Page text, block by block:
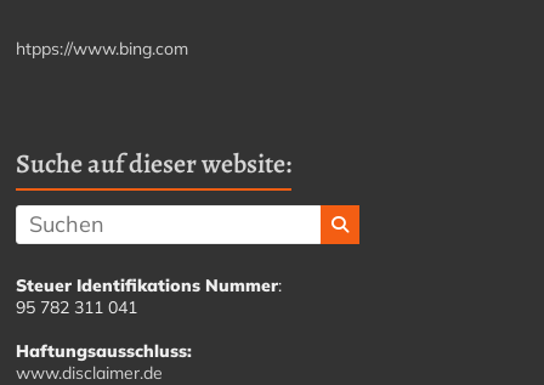
htpps://www.bing.com
Suche auf dieser website:
Steuer Identifikations Nummer:
95 782 311 041
Haftungsausschluss:
www.disclaimer.de